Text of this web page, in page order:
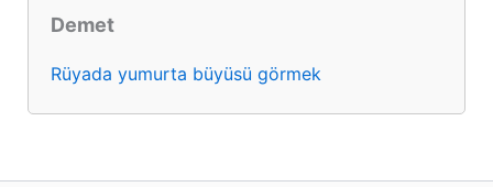
Demet
Rüyada yumurta büyüsü görmek